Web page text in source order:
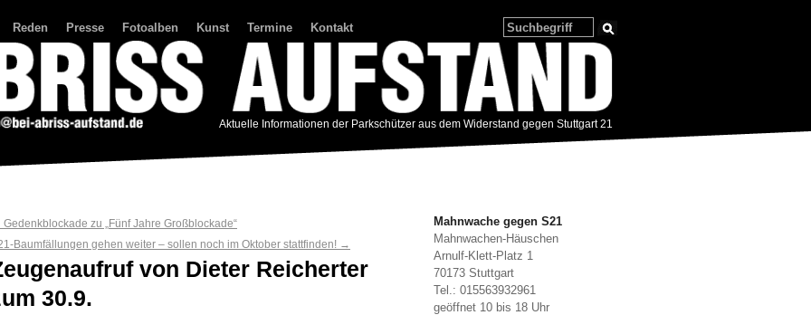
Reden Presse Fotoalben Kunst Termine Kontakt
Aktuelle Informationen der Parkschützer aus dem Widerstand gegen Stuttgart 21
Gedenkblockade zu „Fünf Jahre Großblockade“
Baumfällungen gehen weiter – sollen noch im Oktober stattfinden! →
von Dieter Reicherter
30.9.
Mahnwache gegen S21
Mahnwachen-Häuschen
Arnulf-Klett-Platz 1
70173 Stuttgart
Tel.: 015563932961
geöffnet 10 bis 18 Uhr